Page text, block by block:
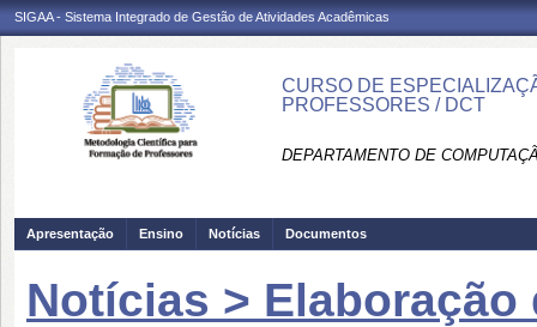
SIGAA - Sistema Integrado de Gestão de Atividades Acadêmicas
CURSO DE
PROFESSORES / DCT
DEPARTAMENTO DE
Apresentação Ensino Notícias Documentos
Notícias > Elaboração